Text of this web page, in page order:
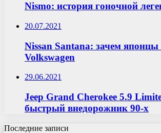
Nismo: история гоночной
20.07.2021
Nissan Santana: зачем
Volkswagen
29.06.2021
Jeep Grand Cherokee 5.9
быстрый внедорожник 90-х
Последние записи